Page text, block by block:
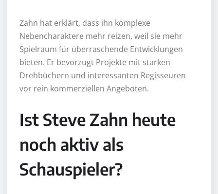
Zahn hat erklärt, dass ihn komplexe
Nebencharaktere mehr reizen, weil sie mehr
Spielraum für überraschende Entwicklungen
bieten. Er bevorzugt Projekte mit starken
Drehbüchern und interessanten Regisseuren
vor rein kommerziellen Angeboten.
Ist Steve Zahn heute
noch aktiv als
Schauspieler?